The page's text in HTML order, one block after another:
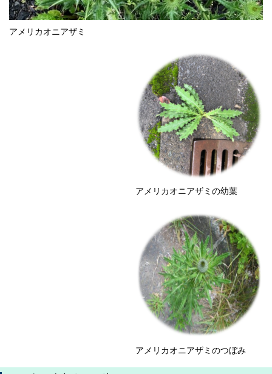
アメリカオニアザミ
アメリカオニアザミの幼葉
アメリカオニアザミのつぼみ